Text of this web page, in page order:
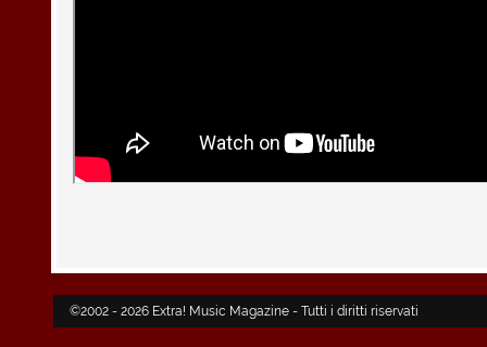
©2002 - 2026 Extra! Music Magazine - Tutti i diritti riservati